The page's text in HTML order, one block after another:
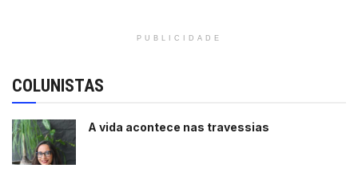
PUBLICIDADE
COLUNISTAS
A vida acontece nas travessias